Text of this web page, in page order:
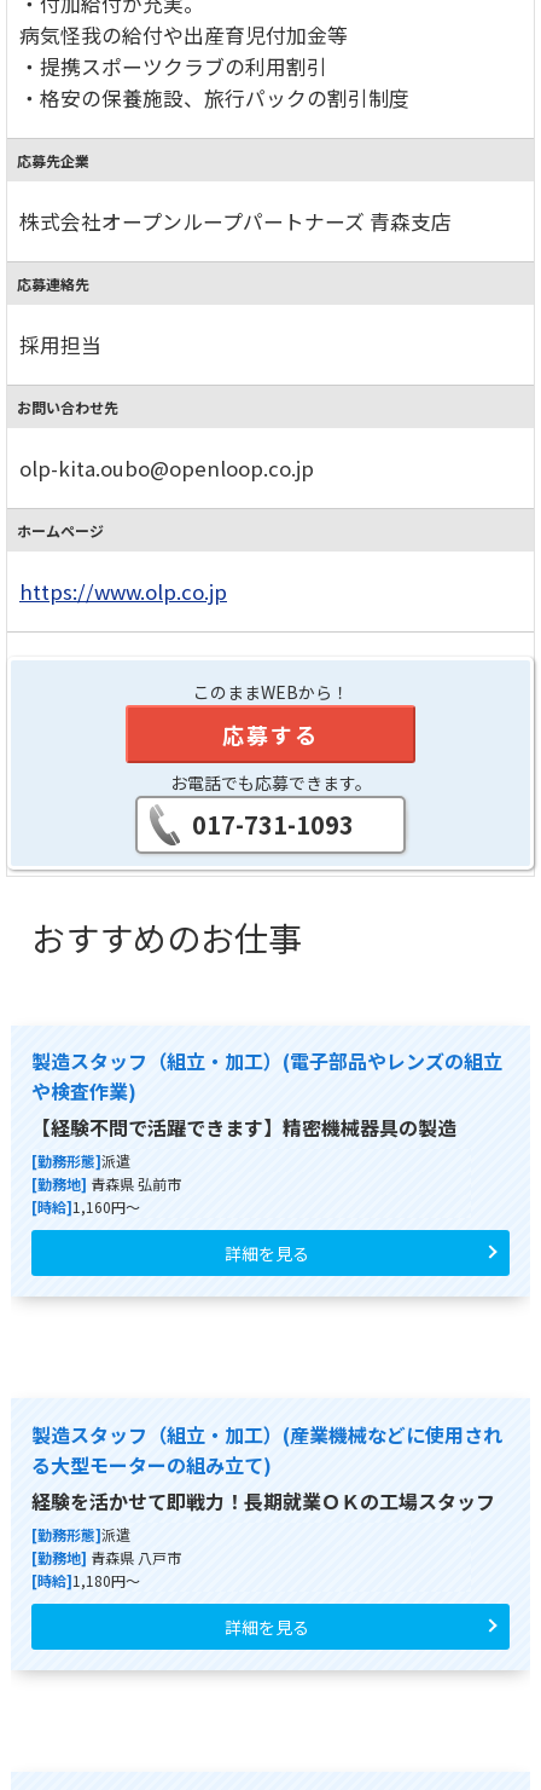
病気怪我の給付や出産育児付加金等
・提携スポーツクラブの利用割引
・格安の保養施設、旅行パックの割引制度
応募先企業
株式会社オープンループパートナーズ 青森支店
応募連絡先
採用担当
お問い合わせ先
olp-kita.oubo@openloop.co.jp
ホームページ
https://www.olp.co.jp
このままWEBから！
応募する
お電話でも応募できます。
017-731-1093
おすすめのお仕事
製造スタッフ（組立・加工）(電子部品やレンズの組立
や検査作業)
【経験不問で活躍できます】精密機械器具の製造
[勤務形態]派遣
[勤務地] 青森県 弘前市
[時給]1,160円～
詳細を見る
製造スタッフ（組立・加工）(産業機械などに使用され
る大型モーターの組み立て)
経験を活かせて即戦力！長期就業ＯＫの工場スタッフ
[勤務形態]派遣
[勤務地] 青森県 八戸市
[時給]1,180円～
詳細を見る